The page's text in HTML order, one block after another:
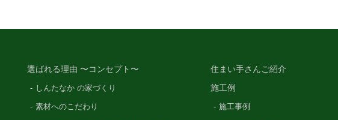
選ばれる理由 〜コンセプト〜
しんたなか の家づくり
素材へのこだわり
住まい手さんご紹介
施工例
施工事例